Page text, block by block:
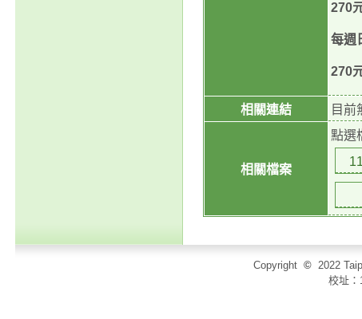
270
每週
270
相關連結 目前
相關檔案
點選
Copyright © 2022
校址